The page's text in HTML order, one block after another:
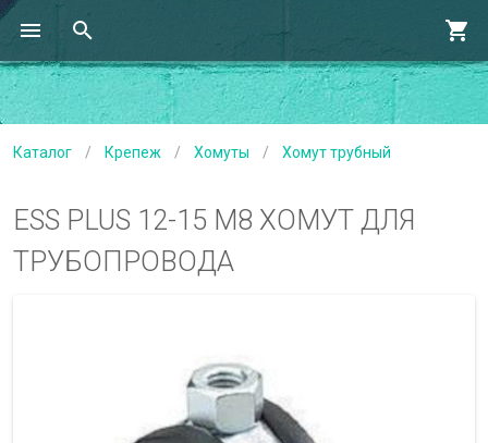
Каталог / Крепеж / Хомуты / Хомут трубный
ESS PLUS 12-15 M8 ХОМУТ ДЛЯ
ТРУБОПРОВОДА